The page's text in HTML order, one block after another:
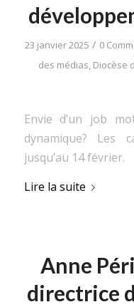
23 janvier 2025 / 0
des médias Diocèse
Envie d’un job
dynamique? Les
jusqu’au 14 février.
Lire la suite
Anne
directrice